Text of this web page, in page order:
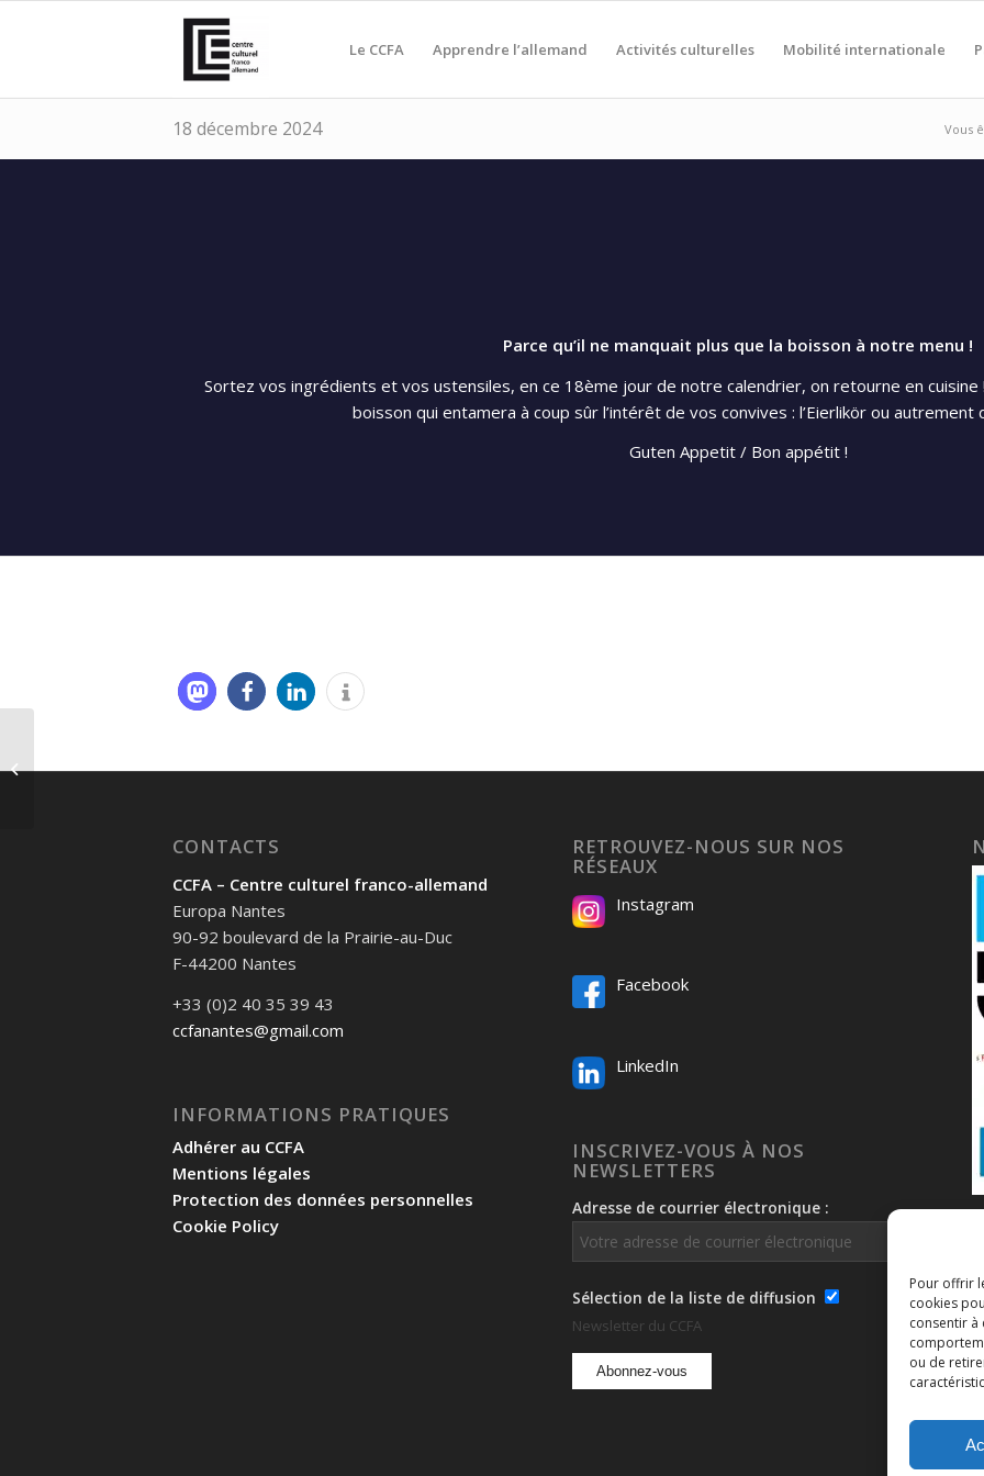
Pour offrir
cookies
consentir à
ou de
Le CCFA Apprendre l’allemand Activités culturelles Mobilité internationale
18 décembre 2024 Vous
Parce qu’il ne manquait plus que la boisson à notre menu !
Sortez vos ingrédients et vos ustensiles, en ce 18ème jour de notre calendrier, on retourne en
boisson qui entamera à coup sûr l’intérêt de vos convives : l’Eierlikör ou autrement
Guten Appetit / Bon appétit !
CONTACTS
CCFA – Centre culturel franco-allemand
Europa Nantes
90-92 boulevard de la Prairie-au-Duc
F-44200 Nantes
+33 (0)2 40 35 39 43
ccfanantes@gmail.com
INFORMATIONS PRATIQUES
Adhérer au CCFA
Mentions légales
Protection des données personnelles
Cookie Policy
RETROUVEZ-NOUS SUR NOS
RÉSEAUX
Instagram
Facebook
LinkedIn
INSCRIVEZ-VOUS À NOS
NEWSLETTERS
Adresse de courrier électronique :
Sélection de la liste de diffusion
Newsletter du CCFA
17 décembre 2024